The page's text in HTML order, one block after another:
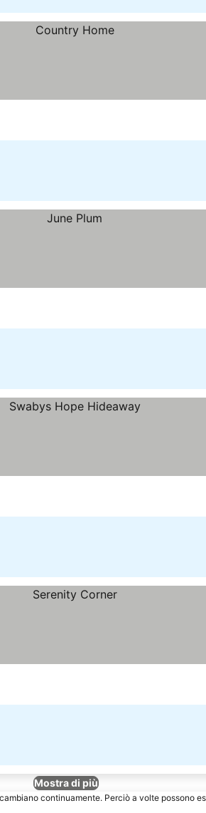
Mostra di più
continuamente. Perciò a volte possono